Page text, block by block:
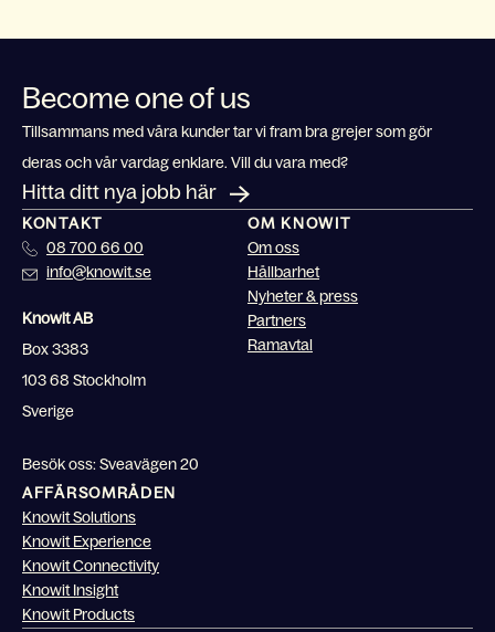
Become one of us
Tillsammans med våra kunder tar vi fram bra grejer som gör
deras och vår vardag enklare. Vill du vara med?
Hitta ditt nya jobb här
KONTAKT
08 700 66 00
info@knowit.se
Knowit AB
Box 3383
103 68 Stockholm
Sverige
Besök oss: Sveavägen 20
OM KNOWIT
Om oss
Hållbarhet
Nyheter & press
Partners
Ramavtal
AFFÄRSOMRÅDEN
Knowit Solutions
Knowit Experience
Knowit Connectivity
Knowit Insight
Knowit Products